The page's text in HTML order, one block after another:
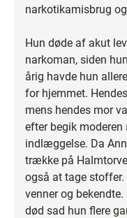
narkotikamisbrug
Hun døde af akut
narkoman, siden
årig havde hun
for hjemmet.
mens hendes mor
efter begik
indlæggelse. Da
trække på
også at tage
venner og
død sad hun flere